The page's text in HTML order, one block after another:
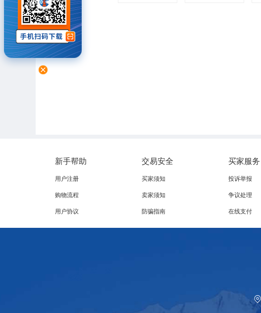
新手帮助
用户注册
购物流程
用户协议
交易安全
买家须知
卖家须知
防骗指南
买家服务
投诉举报
争议处理
在线支付